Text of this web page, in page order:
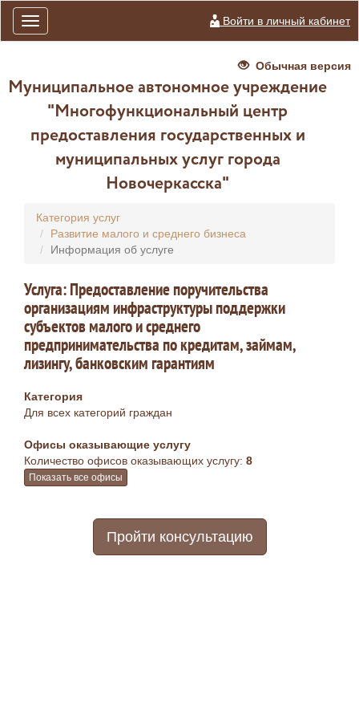
Toggle
navigation
Войти в личный кабинет
Обычная версия
Муниципальное автономное учреждение
"Многофункциональный центр
предоставления государственных и
муниципальных услуг города
Новочеркасска"
Категория услуг
Развитие малого и среднего бизнеса
Информация об услуге
Услуга: Предоставление поручительства
организациям инфраструктуры поддержки
субъектов малого и среднего
предпринимательства по кредитам, займам,
лизингу, банковским гарантиям
Категория
Для всех категорий граждан
Офисы оказывающие услугу
Количество офисов оказывающих услугу: 8
Показать все офисы
Пройти консультацию